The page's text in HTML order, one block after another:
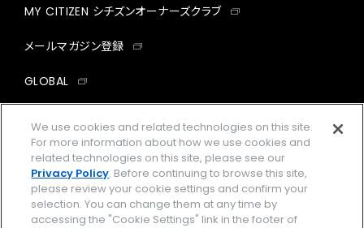
MY CITIZEN シチズンオーナーズクラブ
メールマガジン登録
GLOBAL
facebookinstagramtwitter
企業情報 ご利用規約
We use cookies and related technologies on this site.
For more information about how we use cookies and
related technologies on this site, please see our
Privacy Policy. Before continuing to browse this site,
please review your cookie settings and confirm your
selection. You can change them at any time by
accessing the "Cookie Settings" link in the footer of